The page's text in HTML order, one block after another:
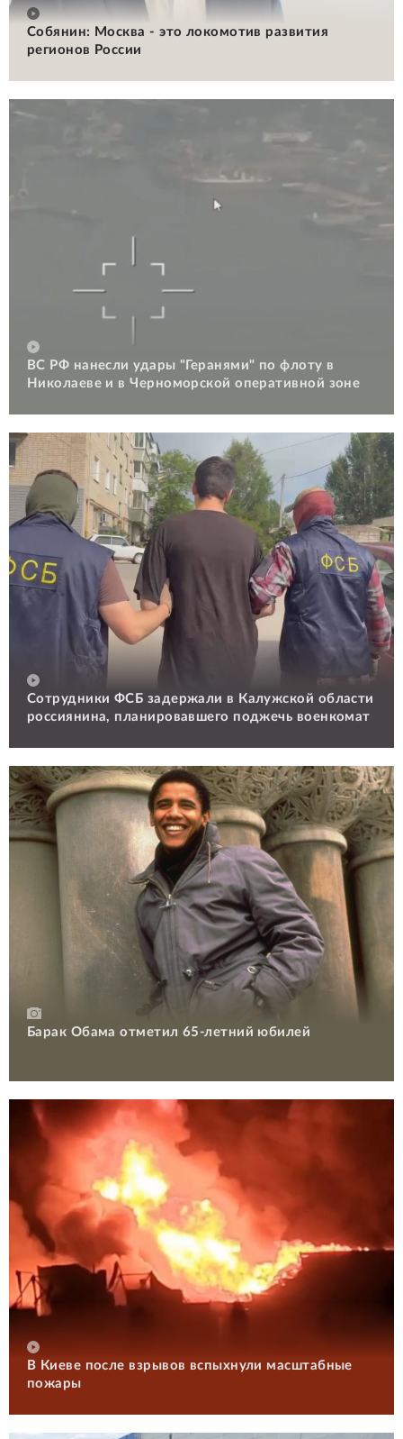
Собянин: Москва - это локомотив развития
регионов России
ВС РФ нанесли удары "Геранями" по флоту в
Николаеве и в Черноморской оперативной зоне
Сотрудники ФСБ задержали в Калужской области
россиянина, планировавшего поджечь военкомат
Барак Обама отметил 65-летний юбилей
В Киеве после взрывов вспыхнули масштабные
пожары